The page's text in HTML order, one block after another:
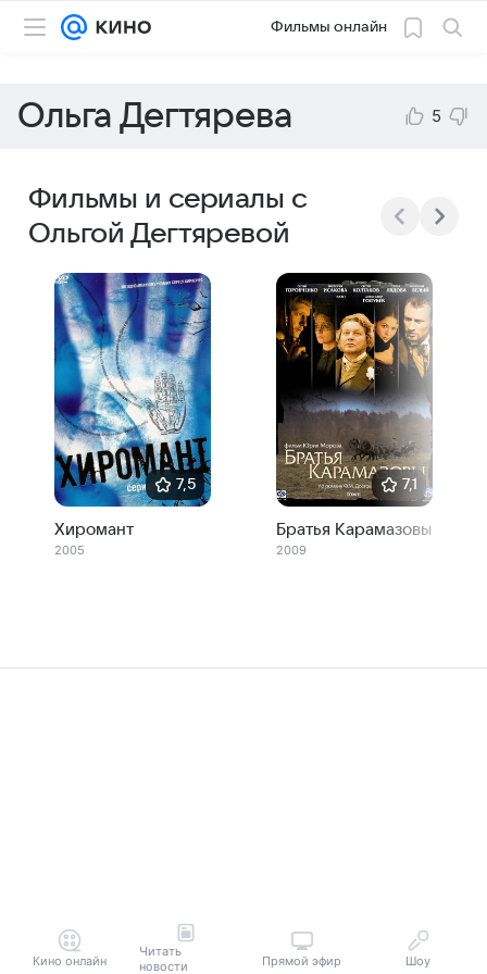
Фильмы онлайн
Ольга Дегтярева 5
Фильмы и сериалы с
Ольгой Дегтяревой
7,5
Хиромант
2005
7,1
Братья Карамазовы
2009
Кино онлайн
Читать
новости
Прямой эфир Шоу